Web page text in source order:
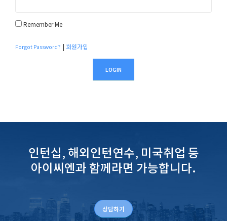
Remember Me
Forgot Password? | 회원가입
LOGIN
인턴십, 해외인턴연수, 미국취업 등
아이씨엔과 함께라면 가능합니다.
상담하기